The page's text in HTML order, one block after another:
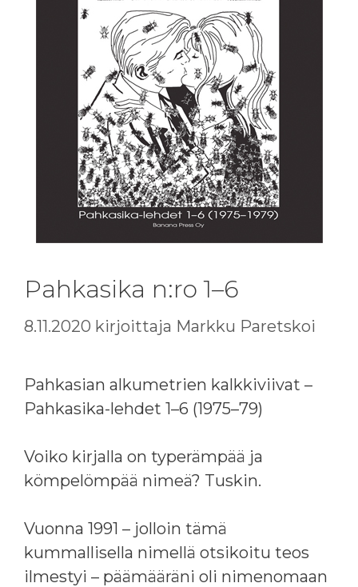
Pahkasika n:ro 1–6
8.11.2020 kirjoittaja Markku Paretskoi
Pahkasian alkumetrien kalkkiviivat –
Pahkasika-lehdet 1–6 (1975–79)
Voiko kirjalla on typerämpää ja
kömpelömpää nimeä? Tuskin.
Vuonna 1991 – jolloin tämä
kummallisella nimellä otsikoitu teos
ilmestyi – päämääräni oli nimenomaan